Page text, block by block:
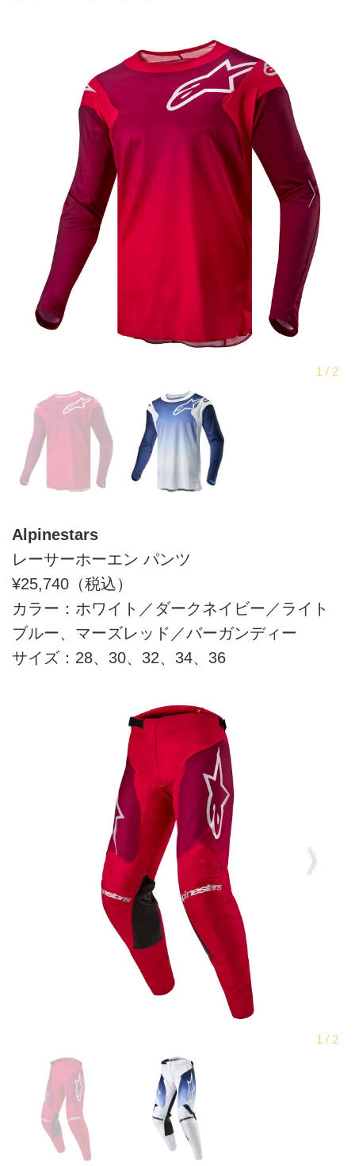
Alpinestars
レーサーホーエン パンツ
¥25,740（税込）
カラー：ホワイト／ダークネイビー／ライト
ブルー、マーズレッド／バーガンディー
サイズ：28、30、32、34、36